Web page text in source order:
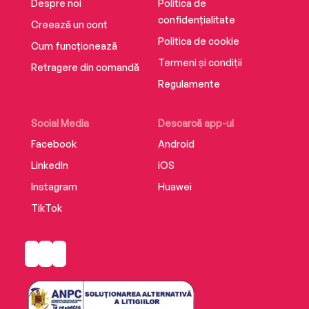
Despre noi
Creează un cont
Cum funcționează
Retragere din comandă
Social Media
Facebook
LinkedIn
Instagram
TikTok
Descarcă app-ul
Android
iOS
Huawei
Politica de
confidențialitate
Politica de cookie
Termeni și condiții
Regulamente